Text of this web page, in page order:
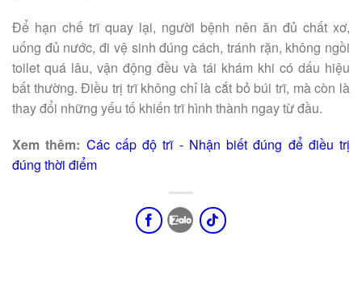
Để hạn chế trĩ quay lại, người bệnh nên ăn đủ chất xơ,
uống đủ nước, đi vệ sinh đúng cách, tránh rặn, không ngồi
toilet quá lâu, vận động đều và tái khám khi có dấu hiệu
bất thường. Điều trị trĩ không chỉ là cắt bỏ búi trĩ, mà còn là
thay đổi những yếu tố khiến trĩ hình thành ngay từ đầu.
Xem thêm: Các cấp độ trĩ - Nhận biết đúng để điều trị
đúng thời điểm